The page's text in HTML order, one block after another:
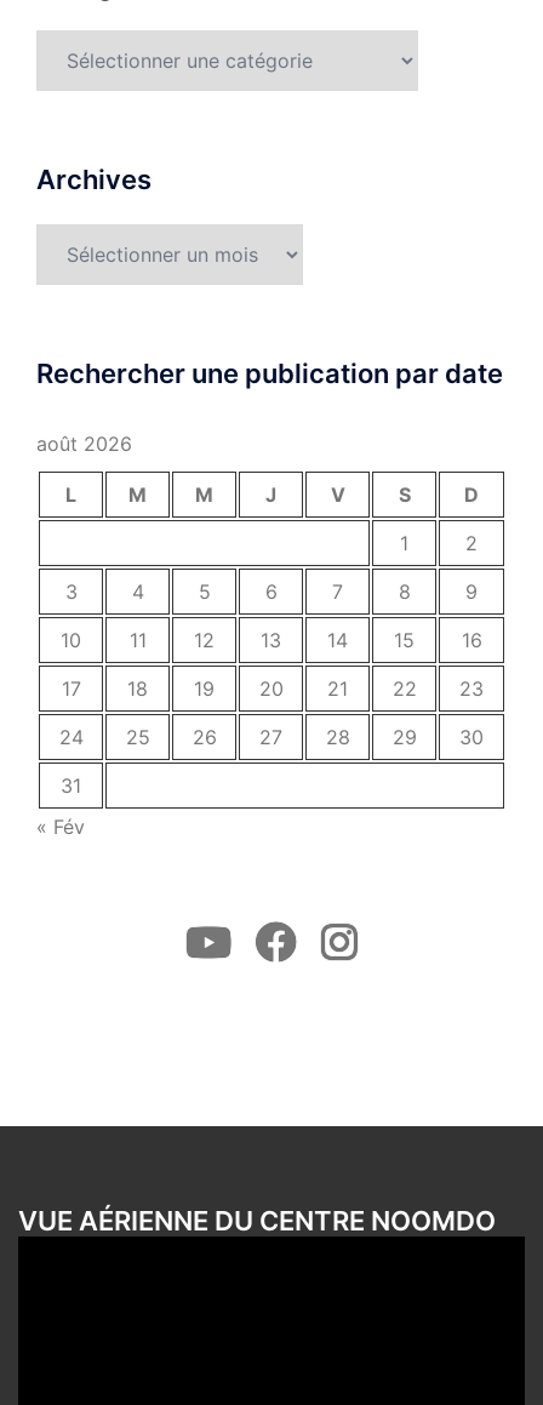
Archives
Rechercher une publication par date
août 2026
L M M J V S
D
1
2
3
4 5 6 7 8
9
10
11 12 13 14 15
16
17
18 19 20 21 22
23
24
25 26 27 28 29
30
31
« Fév
Youtube FacebookInstagram
VUE AÉRIENNE DU CENTRE NOOMDO